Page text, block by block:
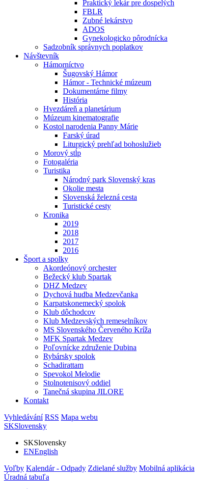
Praktický lekár pre dospelých
FBLR
Zubné lekárstvo
ADOS
Gynekologicko pôrodnícka
Sadzobník správnych poplatkov
Návštevník
Hámorníctvo
Šugovský Hámor
Hámor - Technické múzeum
Dokumentárne filmy
História
Hvezdáreň a planetárium
Múzeum kinematografie
Kostol narodenia Panny Márie
Farský úrad
Liturgický prehľad bohoslužieb
Morový stĺp
Fotogaléria
Turistika
Národný park Slovenský kras
Okolie mesta
Slovenská železná cesta
Turistické cesty
Kronika
2019
2018
2017
2016
Šport a spolky
Akordeónový orchester
Bežecký klub Spartak
DHZ Medzev
Dychová hudba Medzevčanka
Karpatskonemecký spolok
Klub dôchodcov
Klub Medzevských remeselníkov
MS Slovenského Červeného Kríža
MFK Spartak Medzev
Poľovnícke združenie Dubina
Rybársky spolok
Schadirattam
Spevokol Melodie
Stolnotenisový oddiel
Tanečná skupina JILORE
Kontakt
Vyhledávání RSS Mapa webu
SKSlovensky
SKSlovensky
ENEnglish
Voľby Kalendár - Odpady Zdielané služby Mobilná aplikácia
Úradná tabuľa